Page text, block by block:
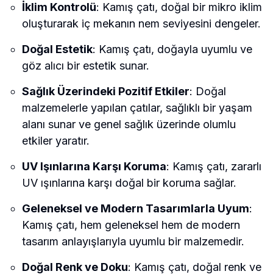
İklim Kontrolü: Kamış çatı, doğal bir mikro iklim
oluşturarak iç mekanın nem seviyesini dengeler.
Doğal Estetik: Kamış çatı, doğayla uyumlu ve
göz alıcı bir estetik sunar.
Sağlık Üzerindeki Pozitif Etkiler: Doğal
malzemelerle yapılan çatılar, sağlıklı bir yaşam
alanı sunar ve genel sağlık üzerinde olumlu
etkiler yaratır.
UV Işınlarına Karşı Koruma: Kamış çatı, zararlı
UV ışınlarına karşı doğal bir koruma sağlar.
Geleneksel ve Modern Tasarımlarla Uyum:
Kamış çatı, hem geleneksel hem de modern
tasarım anlayışlarıyla uyumlu bir malzemedir.
Doğal Renk ve Doku: Kamış çatı, doğal renk ve